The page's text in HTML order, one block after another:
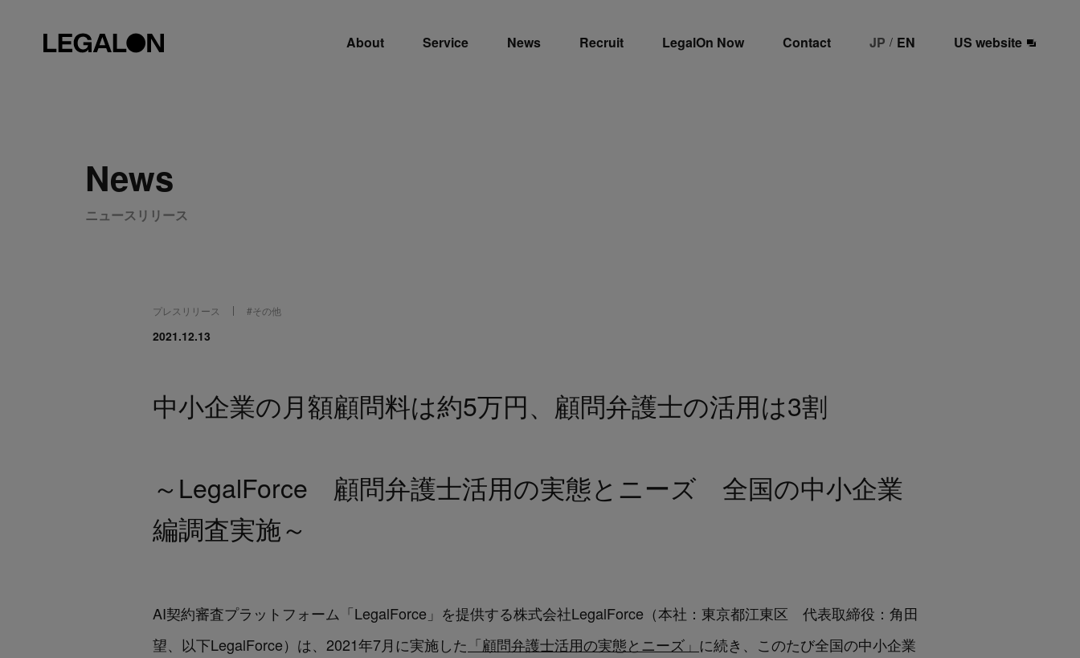
About Service News Recruit LegalOn Now Contact JP / EN US website
News
ニュースリリース
プレスリリース #その他
2021.12.13
中小企業の月額顧問料は約5万円、顧問弁護士の活用は3割
～LegalForce 顧問弁護士活用の実態とニーズ 全国の中小企業
編調査実施～
AI契約審査プラットフォーム「LegalForce」を提供する株式会社LegalForce（本社：東京都江東区 代表取締役：角田
望、以下LegalForce）は、 2021年7月に実施した 「顧問弁護士活用の実態とニーズ」 に続き、このたび全国の中小企業